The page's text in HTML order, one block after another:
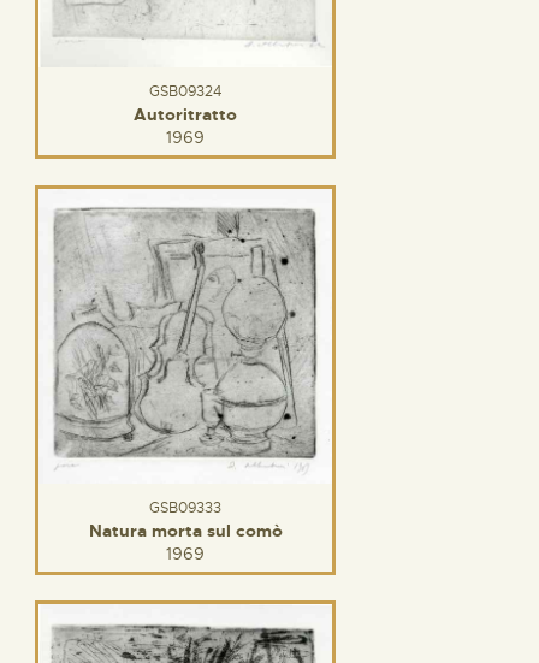
GSB09324
Autoritratto
1969
GSB09333
Natura morta sul comò
1969